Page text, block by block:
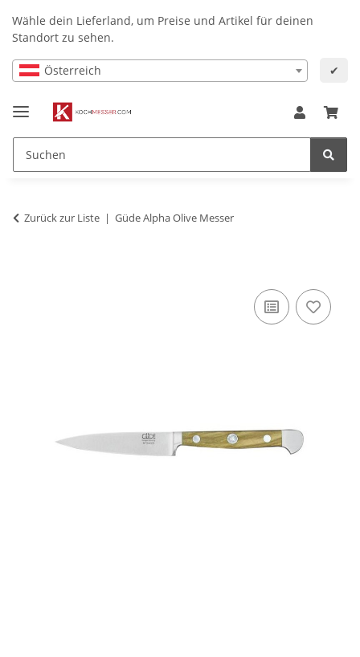
Wähle dein Lieferland, um Preise und Artikel für deinen
Standort zu sehen.
Österreich ✔
Zurück zur Liste Güde Alpha Olive Messer